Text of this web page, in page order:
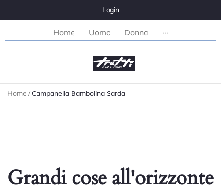
Login
Home Uomo Donna ···
Home / Campanella Bambolina Sarda
Grandi cose all'orizzonte